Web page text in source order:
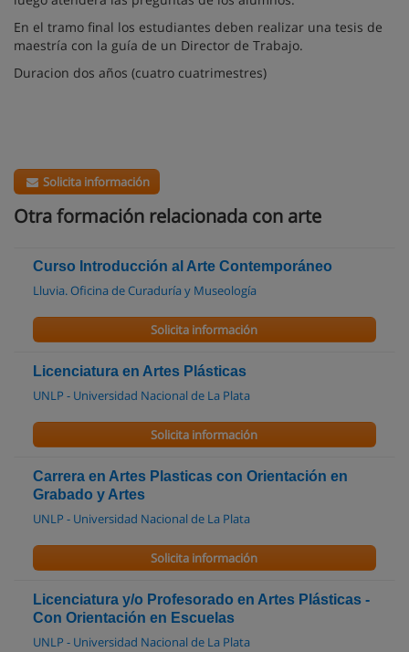
En el tramo final los estudiantes deben realizar una tesis de
maestría con la guía de un Director de Trabajo.
Duracion dos años (cuatro cuatrimestres)
Solicita información
Otra formación relacionada con arte
Curso Introducción al Arte Contemporáneo
Lluvia. Oficina de Curaduría y Museología
Solicita información
Licenciatura en Artes Plásticas
UNLP - Universidad Nacional de La Plata
Solicita información
Carrera en Artes Plasticas con Orientación en
Grabado y Artes
UNLP - Universidad Nacional de La Plata
Solicita información
Licenciatura y/o Profesorado en Artes Plásticas -
Con Orientación en Escuelas
UNLP - Universidad Nacional de La Plata